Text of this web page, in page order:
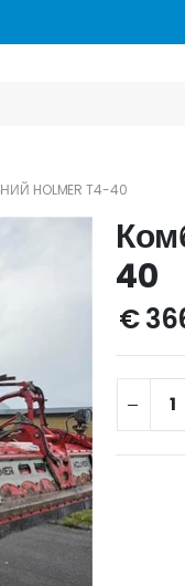
HOLMER T4-40
40
€